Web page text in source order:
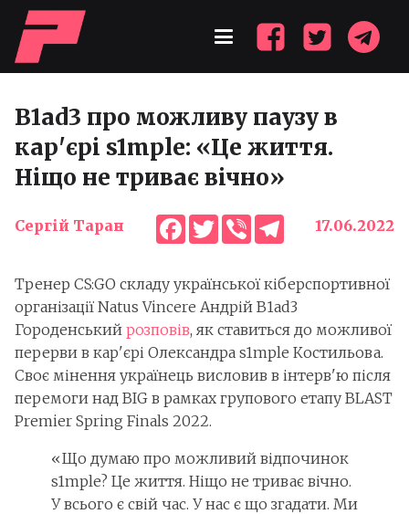
B1ad3 про можливу паузу в
кар'єрі s1mple: «Це життя.
Ніщо не триває вічно»
Сергій Таран Facebook
Twitter
ViberTelegram
17.06.2022
Тренер CS:GO складу української кіберспортивної
організації Natus Vincere Андрій B1ad3
Городенський розповів, як ставиться до можливої
перерви в кар'єрі Олександра s1mple Костильова.
Своє мінення українець висловив в інтерв'ю після
перемоги над BIG в рамках групового етапу BLAST
Premier Spring Finals 2022.
«Що думаю про можливий відпочинок
s1mple? Це життя. Ніщо не триває вічно.
У всього є свій час. У нас є що згадати. Ми